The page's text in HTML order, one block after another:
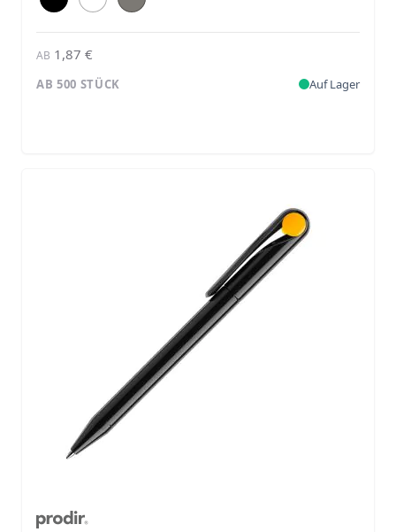
AB 1,87 €
AB 500 STÜCK Auf Lager